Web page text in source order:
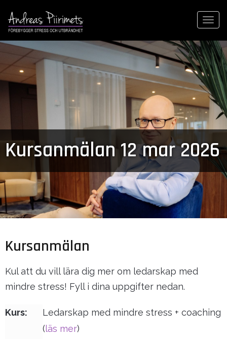
Kursanmälan 12 mar 2026
Kursanmälan
Kul att du vill lära dig mer om ledarskap med
mindre stress! Fyll i dina uppgifter nedan.
Kurs:
Ledarskap med mindre stress + coaching
(läs mer)